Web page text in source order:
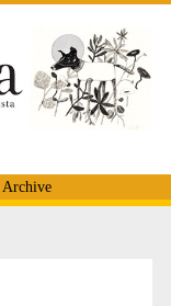
Archive